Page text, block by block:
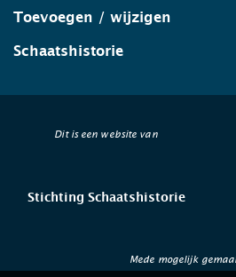
Toevoegen / wijzigen
Schaatshistorie
Dit is een website van
Stichting Schaatshistorie
Mede mogelijk